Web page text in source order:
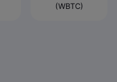
(WBTC)